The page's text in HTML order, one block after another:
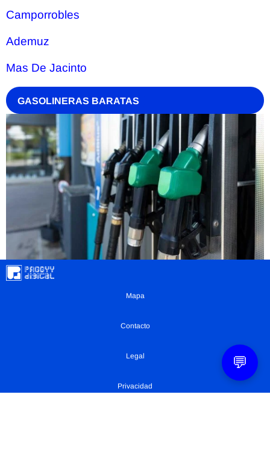
Camporrobles
Ademuz
Mas De Jacinto
GASOLINERAS BARATAS
Mapa
Contacto
Legal
Privacidad
💬